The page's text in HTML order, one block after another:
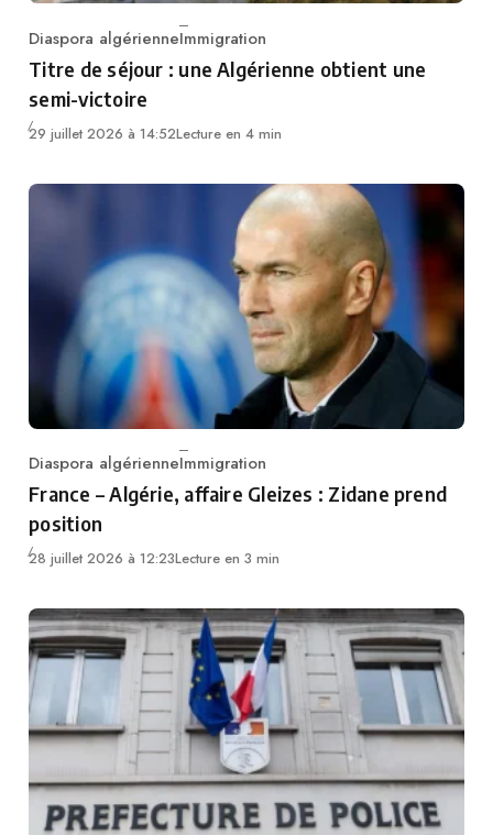
Category
Diaspora algérienneImmigration
Titre de séjour : une Algérienne obtient une
semi-victoire
29 juillet 2026 à 14:52Lecture en 4 min
Category
Diaspora algérienneImmigration
France – Algérie, affaire Gleizes : Zidane prend
position
28 juillet 2026 à 12:23Lecture en 3 min